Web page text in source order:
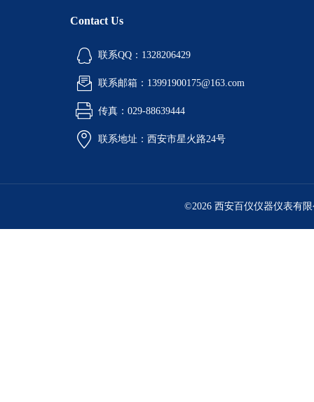
Contact Us
联系QQ：1328206429
联系邮箱：13991900175@163.com
传真：029-88639444
联系地址：西安市星火路24号
©2026 西安百仪仪器仪表有